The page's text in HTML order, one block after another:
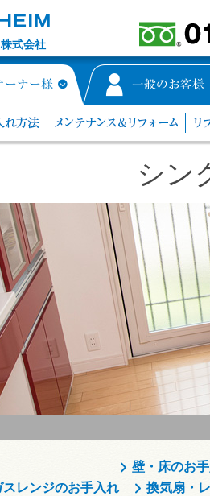
式会社
シン
壁・床のお
スレンジのお手入れ
換気扇・